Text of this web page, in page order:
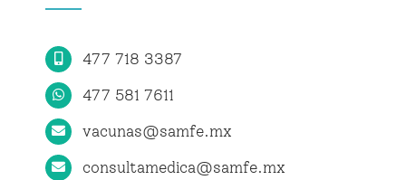
Centro de Atención Médica
Citas
477 718 3387
477 581 7611
vacunas@samfe.mx
consultamedica@samfe.mx